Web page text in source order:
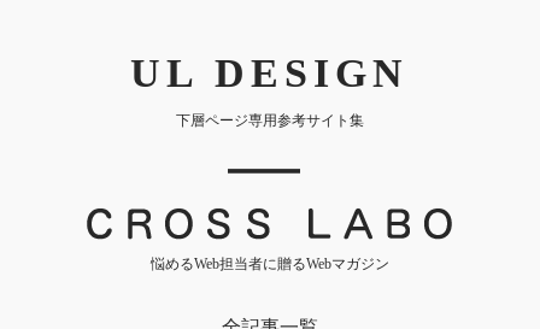
UL DESIGN
下層ページ専用参考サイト集
｜
悩めるWeb担当者に贈るWebマガジン